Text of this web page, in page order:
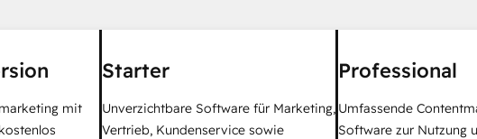
mit
Starter
Unverzichtbare Software für Marketing,
Vertrieb, Kundenservice sowie
Professional
Umfassende
Software zur Nutzung